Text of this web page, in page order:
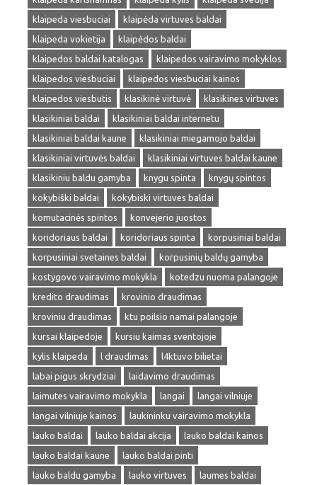
klaipeda viesbuciai
klaipėda virtuves baldai
klaipeda vokietija
klaipėdos baldai
klaipedos baldai katalogas
klaipedos vairavimo mokyklos
klaipedos viesbuciai
klaipedos viesbuciai kainos
klaipedos viesbutis
klasikinė virtuvė
klasikines virtuves
klasikiniai baldai
klasikiniai baldai internetu
klasikiniai baldai kaune
klasikiniai miegamojo baldai
klasikiniai virtuvės baldai
klasikiniai virtuves baldai kaune
klasikiniu baldu gamyba
knygu spinta
knygų spintos
kokybiški baldai
kokybiski virtuves baldai
komutacinės spintos
konvejerio juostos
koridoriaus baldai
koridoriaus spinta
korpusiniai baldai
korpusiniai svetaines baldai
korpusinių baldų gamyba
kostygovo vairavimo mokykla
kotedzu nuoma palangoje
kredito draudimas
krovinio draudimas
kroviniu draudimas
ktu poilsio namai palangoje
kursai klaipedoje
kursiu kaimas sventojoje
kylis klaipeda
l draudimas
l4ktuvo bilietai
labai pigus skrydziai
laidavimo draudimas
laimutes vairavimo mokykla
langai
langai vilniuje
langai vilniuje kainos
laukininku vairavimo mokykla
lauko baldai
lauko baldai akcija
lauko baldai kainos
lauko baldai kaune
lauko baldai pinti
lauko baldu gamyba
lauko virtuves
laumes baldai